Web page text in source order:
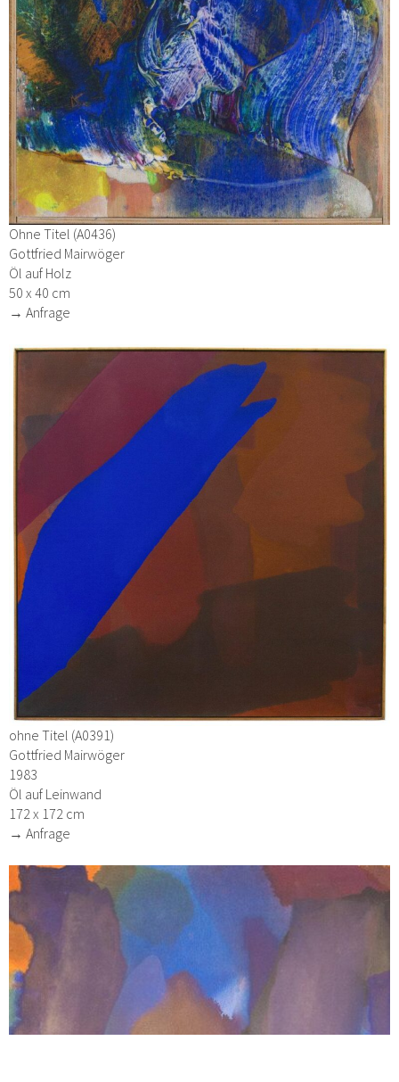
Ohne Titel (A0436)
Gottfried Mairwöger
Öl auf Holz
50 x 40 cm
→ Anfrage
ohne Titel (A0391)
Gottfried Mairwöger
1983
Öl auf Leinwand
172 x 172 cm
→ Anfrage